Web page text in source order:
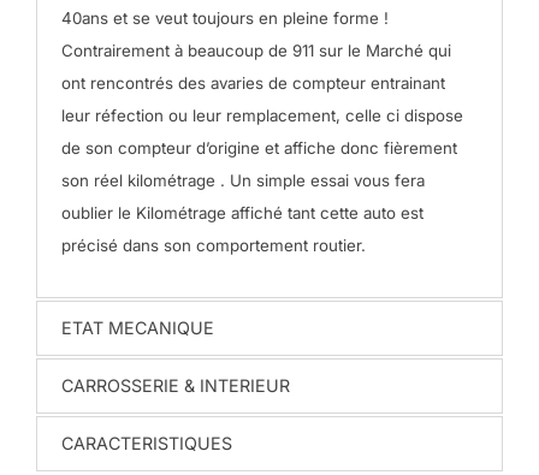
40ans et se veut toujours en pleine forme !
Contrairement à beaucoup de 911 sur le Marché qui
ont rencontrés des avaries de compteur entrainant
leur réfection ou leur remplacement, celle ci dispose
de son compteur d’origine et affiche donc fièrement
son réel kilométrage . Un simple essai vous fera
oublier le Kilométrage affiché tant cette auto est
précisé dans son comportement routier.
ETAT MECANIQUE
CARROSSERIE & INTERIEUR
CARACTERISTIQUES